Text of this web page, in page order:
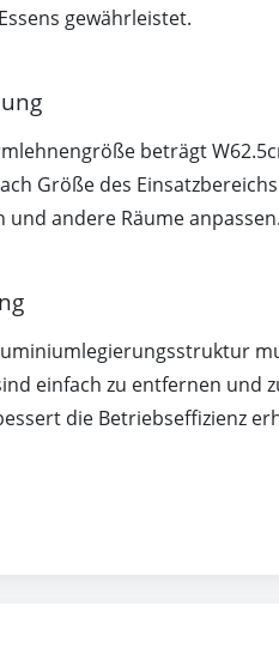
gewährleistet.
beträgt
Größe des
andere Räume anpassen.
einfach zu entfernen und
die Betriebseffizienz